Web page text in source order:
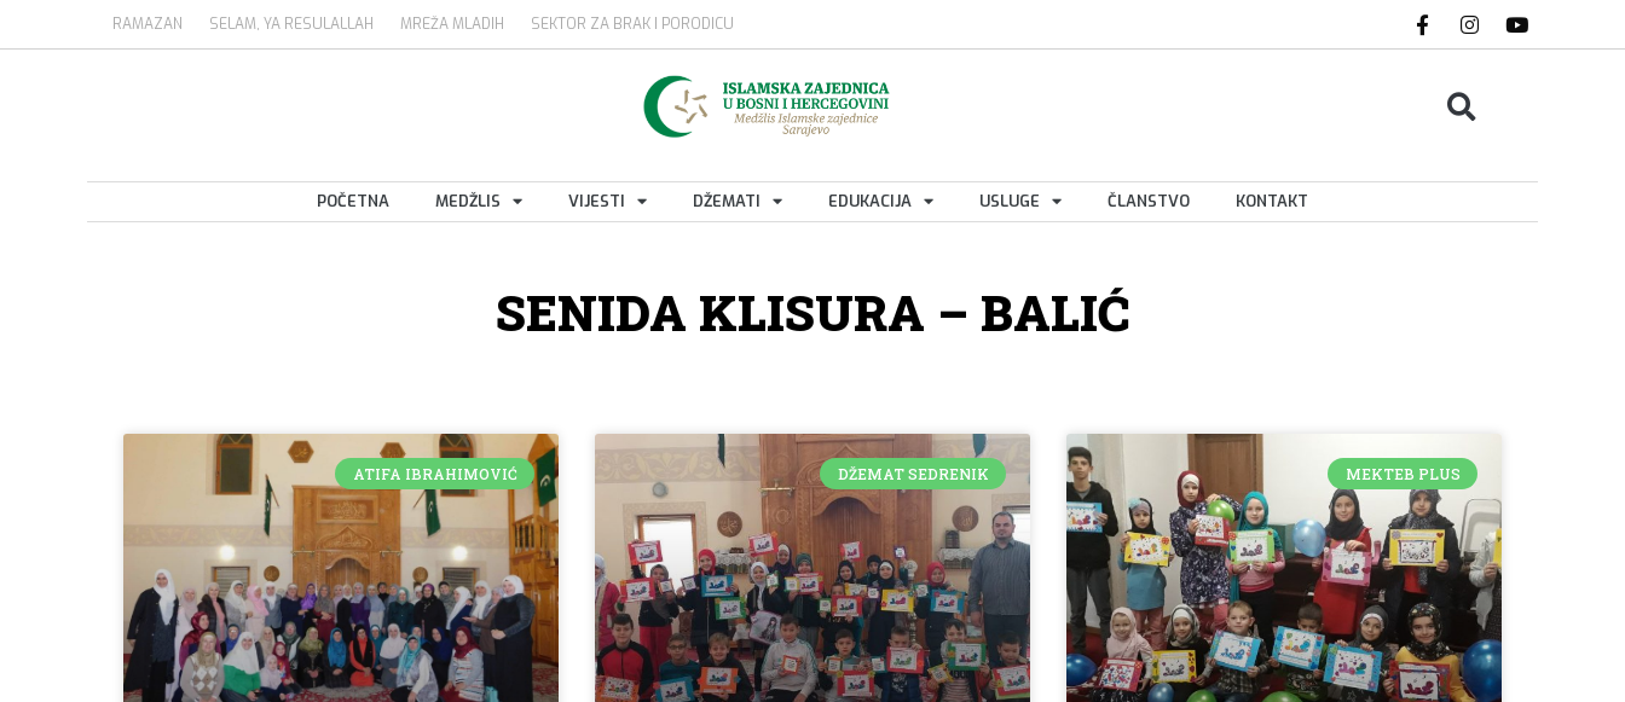
RAMAZAN SELAM, YA RESULALLAH MREŽA MLADIH SEKTOR ZA BRAK I PORODICU
POČETNA MEDŽLIS VIJESTI DŽEMATI EDUKACIJA USLUGE ČLANSTVO KONTAKT
SENIDA KLISURA – BALIĆ
ATIFA IBRAHIMOVIĆ DŽEMAT SEDRENIK MEKTEB PLUS